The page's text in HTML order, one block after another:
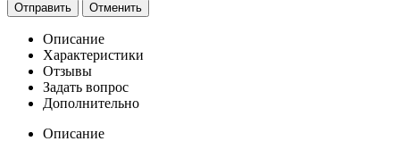
Отправить Отменить
Описание
Характеристики
Отзывы
Задать вопрос
Дополнительно
Описание